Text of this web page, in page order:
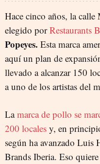
Hace cinco años, la
elegido porRestaurants
Popeyes. Esta marca
aquí un plan de
llevado a alcanzar 150
a uno de los artistas del
Lamarca de pollo se
200 locales y, en
según ha avanzado Luis
Brands Iberia. Eso